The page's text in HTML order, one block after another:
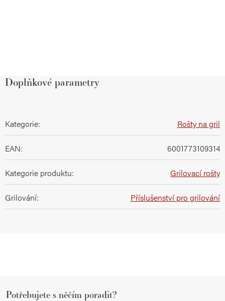
Doplňkové parametry
Kategorie: Rošty na gril
EAN: 6001773109314
Kategorie produktu: Grilovací rošty
Grilování: Příslušenství pro grilování
Potřebujete s něčím poradit?